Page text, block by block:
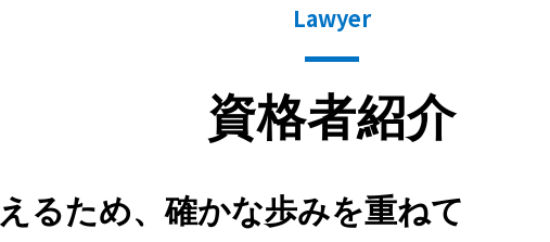
Lawyer
資格者紹介
えるため、確かな歩みを重ねて